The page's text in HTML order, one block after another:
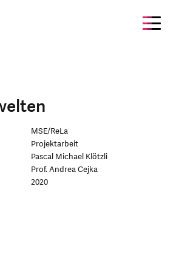
MSE/ReLa
Projektarbeit
Pascal Michael Klötzli
Prof. Andrea Cejka
2020